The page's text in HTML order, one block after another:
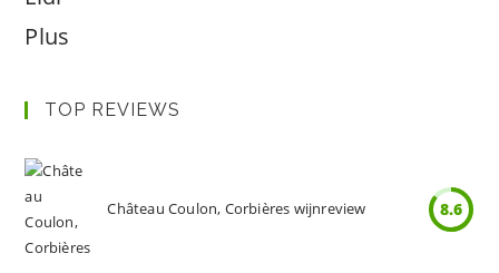
Plus
TOP REVIEWS
Château Coulon, Corbières wijnreview 8.6